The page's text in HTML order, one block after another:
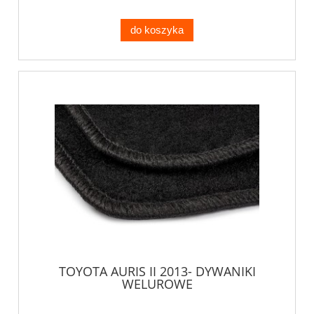
do koszyka
TOYOTA AURIS II 2013- DYWANIKI
WELUROWE